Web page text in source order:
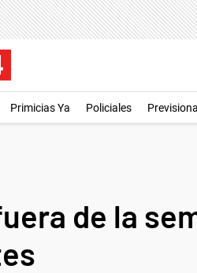
Primicias Ya Policiales Previsional
de la